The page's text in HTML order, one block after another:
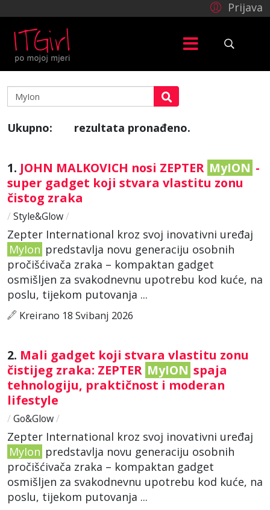
Prijava
Ukupno: rezultata pronađeno.
1. JOHN MALKOVICH nosi ZEPTER MyION -
super gadget koji stvara vlastitu zonu
čistog zraka
/ Style&Glow/
Zepter International kroz svoj inovativni uređaj
MyIon predstavlja novu generaciju osobnih
pročišćivača zraka – kompaktan gadget
osmišljen za svakodnevnu upotrebu kod kuće, na
poslu, tijekom putovanja ...
Kreirano 18 Svibanj 2026
2. Mali gadget koji stvara vlastitu zonu
čistijeg zraka: ZEPTER MyION spaja
tehnologiju, praktičnost i moderan
lifestyle
/ Go&Glow/
Zepter International kroz svoj inovativni uređaj
MyIon predstavlja novu generaciju osobnih
pročišćivača zraka – kompaktan gadget
osmišljen za svakodnevnu upotrebu kod kuće, na
poslu, tijekom putovanja ...